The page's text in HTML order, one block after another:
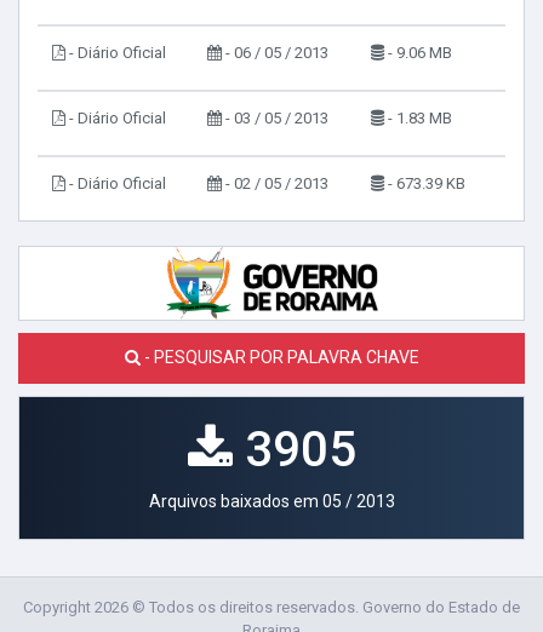
- Diário Oficial - 06 / 05 / 2013 - 9.06 MB
- Diário Oficial - 03 / 05 / 2013 - 1.83 MB
- Diário Oficial - 02 / 05 / 2013 - 673.39 KB
- PESQUISAR POR PALAVRA CHAVE
3905
Arquivos baixados em 05 / 2013
Copyright 2026 © Todos os direitos reservados. Governo do Estado de